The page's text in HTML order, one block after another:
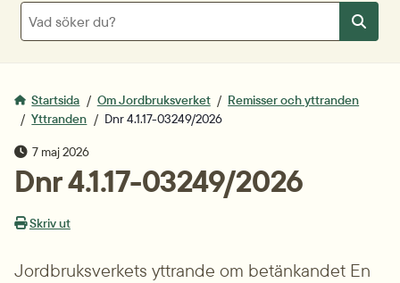
Sök
Sök
Startsida Om Jordbruksverket
Remisser och yttranden
Yttranden
Dnr 4.1.17-03249/2026
publiceringsdatum
7 maj 2026
Dnr 4.1.17-03249/2026
Skriv ut
Jordbruksverkets yttrande om betänkandet En